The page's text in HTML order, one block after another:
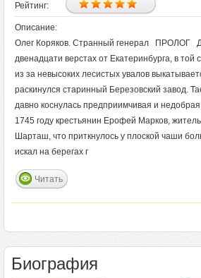
Рейтинг:
Описание:
Олег Коряков. Странный генерал
двенадцати верстах от Екатеринбурга, в той
из за невысоких лесистых увалов
раскинулся старинный Березовский завод.
давно коснулась предприимчивая и
1745 году крестьянин Ерофей Марков,
Шарташ, что приткнулось у плоской чаши
искал на берегах г
Читать
Биография